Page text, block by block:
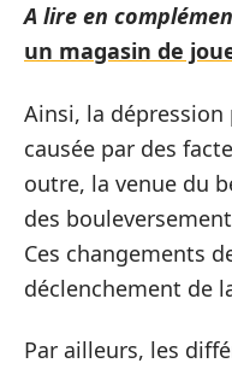
A lire en
un magasin de
Ainsi, la
causée par des
outre, la venue du
des
Ces changements
déclenchement de
Par ailleurs, les